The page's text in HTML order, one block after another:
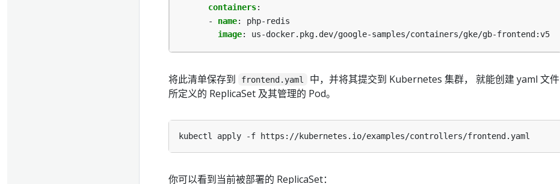
containers:
- name:
php-redis
image: us-docker.pkg.dev/google-samples/containers/gke/gb-frontend:v5
将此清单保存到 frontend.yaml
中，并将其提交到 Kubernetes 集群， 就能创建 yaml 文件
所定义的 ReplicaSet 及其管理的 Pod。
你可以看到当前被部署的 ReplicaSet：